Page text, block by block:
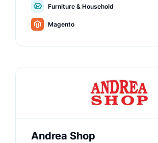
Furniture & Household
Magento
Andrea Shop